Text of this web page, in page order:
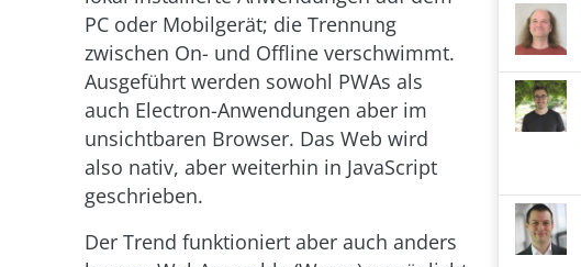
PC oder Mobilgerät; die Trennung
zwischen On- und Offline verschwimmt.
Ausgeführt werden sowohl PWAs als
auch Electron-Anwendungen aber im
unsichtbaren Browser. Das Web wird
also nativ, aber weiterhin in JavaScript
geschrieben.
Der Trend funktioniert aber auch anders